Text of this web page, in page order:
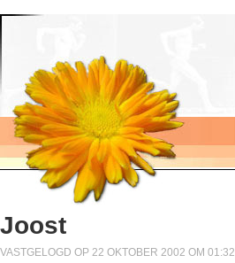
Joost
VASTGELOGD OP 22 OKTOBER 2002 OM 01:32